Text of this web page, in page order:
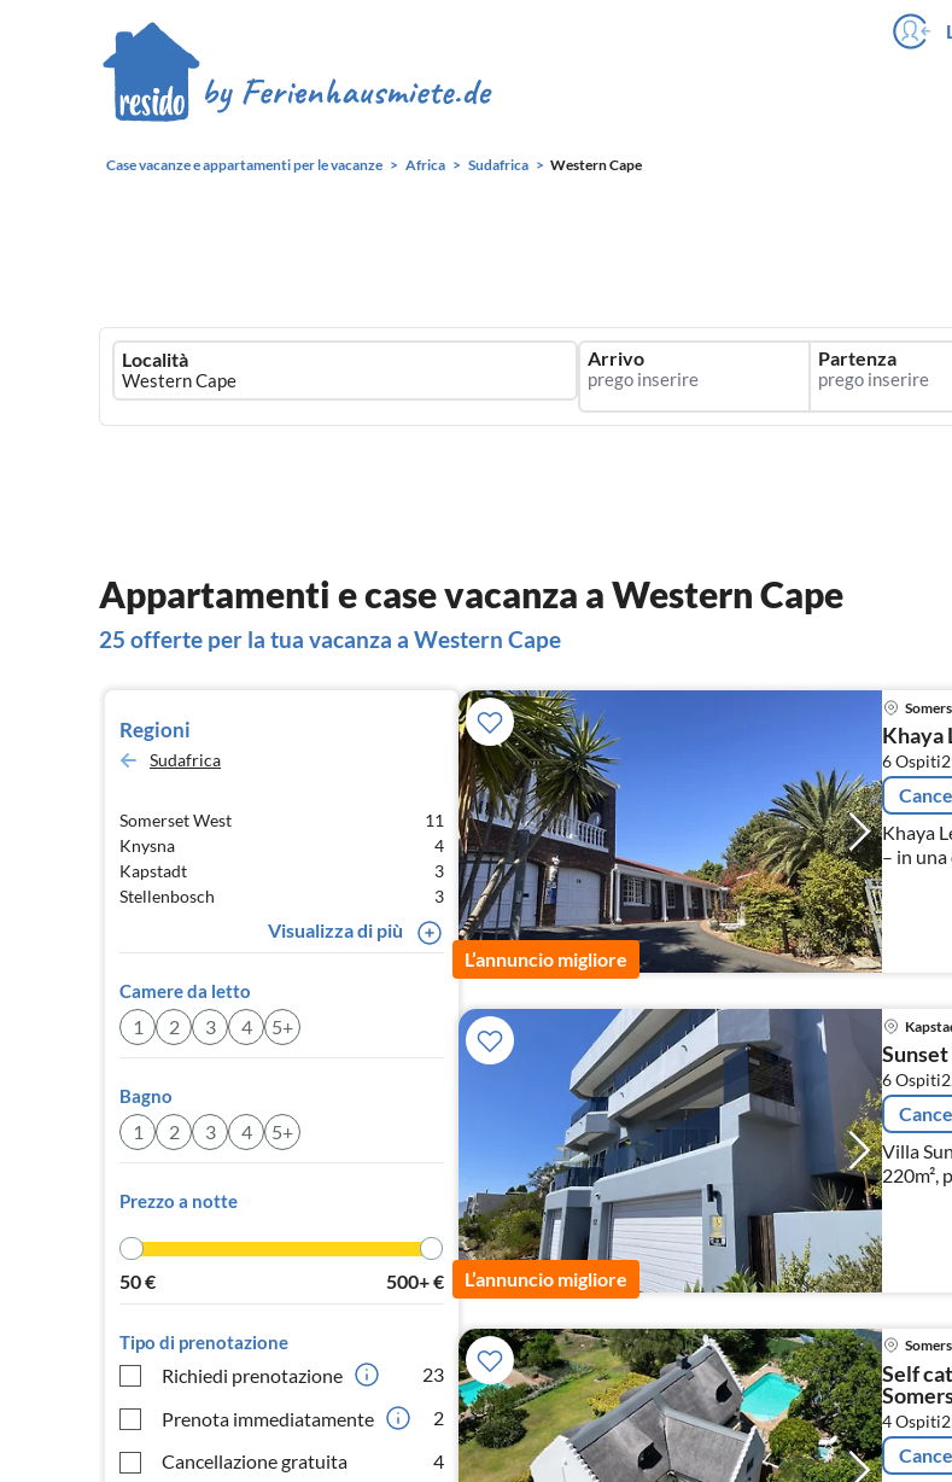
Case vacanze e appartamenti per le vacanze Africa Sudafrica Western Cape
Ferienhausmiete
logo
Località Arrivo Partenza
Appartamenti e case vacanza a Western Cape
25 offerte per la tua vacanza a Western Cape
Regioni
Sudafrica
Somerset West
11
Knysna
4
Kapstadt
3
Stellenbosch
3
Visualizza di più
Camere da letto
1 2 3 4 5+
Bagno
1 2 3 4 5+
Prezzo a notte
50€ 500+€
Tipo di prenotazione
Richiedi prenotazione
23
Prenota immediatamente
2
Cancellazione gratuita
4
L’annuncio migliore
Khaya
6 Ospiti
Khaya
– in una
L’annuncio migliore
6 Ospiti
Villa
220m²,
Self
4 Ospiti